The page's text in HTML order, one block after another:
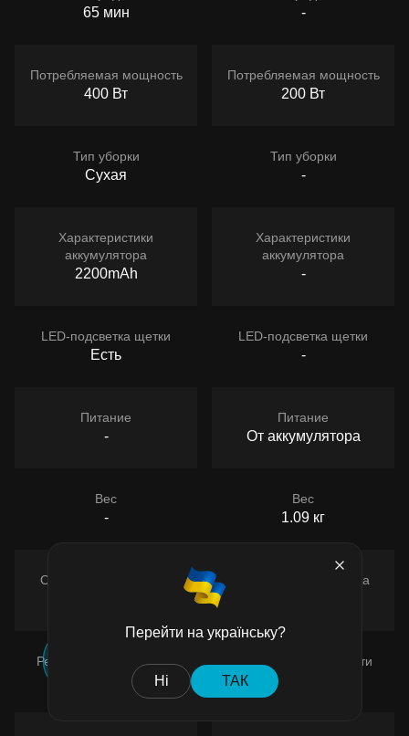
Перейти на українську?
Ні ТАК
65 мин
Потребляемая мощность
400 Вт
Тип уборки
Сухая
Характеристики
аккумулятора
2200mAh
LED-подсветка щетки
Есть
Питание
-
Вес
-
Объем пылесборника
Регулировка мощности
-
Потребляемая мощность
200 Вт
Тип уборки
-
Характеристики
аккумулятора
-
LED-подсветка щетки
-
Питание
От аккумулятора
Вес
1.09 кг
Объем пылесборника
Регулировка мощности